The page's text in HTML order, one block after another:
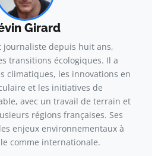
Girard
journaliste depuis huit ans,
transitions écologiques. Il a
climatiques, les innovations en
et les initiatives de
avec un travail de terrain et
régions françaises. Ses
enjeux environnementaux à
comme internationale.